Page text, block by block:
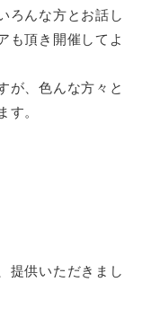
ろんな方とお話し
も頂き開催してよ
が、色んな方々と
。
提供いただきまし